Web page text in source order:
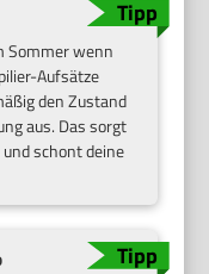
Sommer wenn
Aufsätze
den Zustand
aus. Das sorgt
schont deine